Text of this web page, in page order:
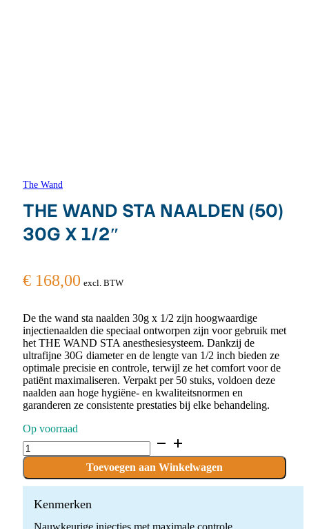
The Wand
THE WAND STA NAALDEN (50)
30G X 1/2″
€ 168,00 excl. BTW
De the wand sta naalden 30g x 1/2 zijn hoogwaardige
injectienaalden die speciaal ontworpen zijn voor gebruik met
het THE WAND STA anesthesiesysteem. Dankzij de
ultrafijne 30G diameter en de lengte van 1/2 inch bieden ze
optimale precisie en controle, terwijl ze het comfort voor de
patiënt maximaliseren. Verpakt per 50 stuks, voldoen deze
naalden aan hoge hygiëne- en kwaliteitsnormen en
garanderen ze consistente prestaties bij elke behandeling.
Op voorraad
THE
WAND
NAALDEN
(50)
30G
Toevoegen aan Winkelwagen
Kenmerken